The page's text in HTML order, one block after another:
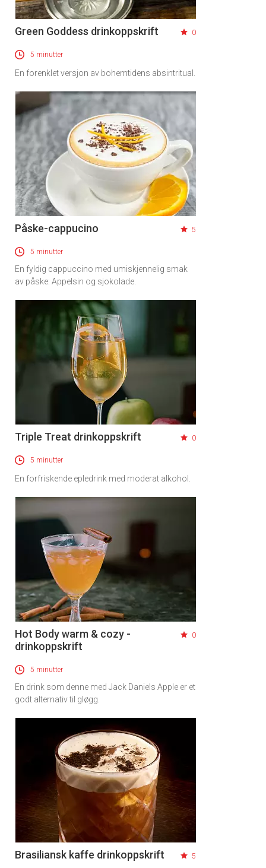
Green Goddess drinkoppskrift 0
5 minutter
En forenklet versjon av bohemtidens absintritual.
Påske-cappucino 5
5 minutter
En fyldig cappuccino med umiskjennelig smak
av påske: Appelsin og sjokolade.
Triple Treat drinkoppskrift 0
5 minutter
En forfriskende epledrink med moderat alkohol.
Hot Body warm & cozy -
drinkoppskrift
0
5 minutter
En drink som denne med Jack Daniels Apple er et
godt alternativ til gløgg.
Brasiliansk kaffe drinkoppskrift 5